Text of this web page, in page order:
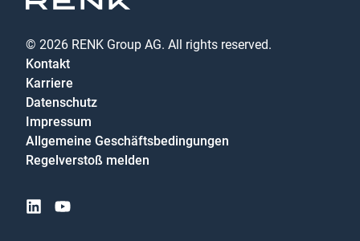
© 2026 RENK Group AG. All rights reserved.
Kontakt
Karriere
Datenschutz
Impressum
Allgemeine Geschäftsbedingungen
Regelverstoß melden